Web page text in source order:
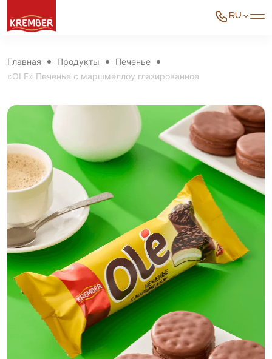
RU
Главная Продукты
Печенье
«OLE» Печенье с маршмеллоу глазированное